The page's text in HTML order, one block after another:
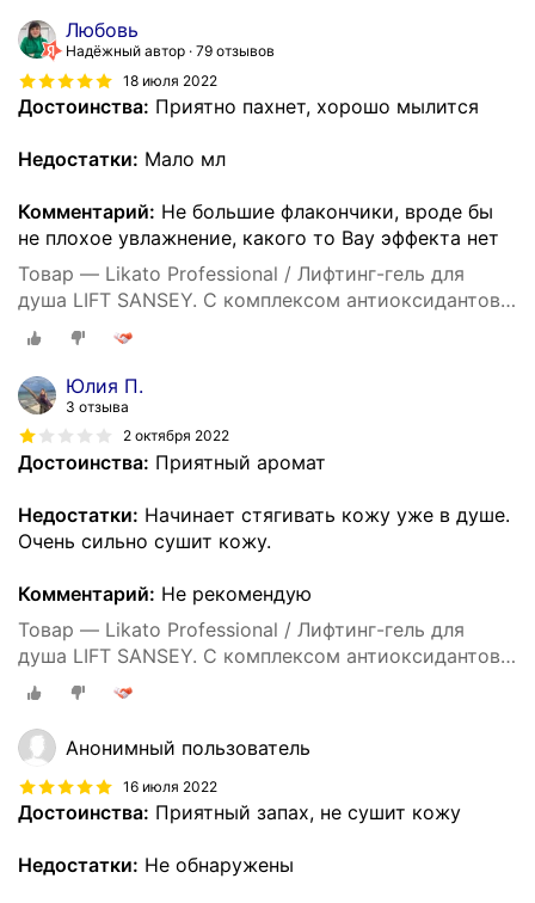
Любовь
Надёжный автор 79 отзывов
18 июля 2022
Достоинства: Приятно пахнет, хорошо мылится
Недостатки: Мало мл
Комментарий: Не большие флакончики, вроде бы
не плохое увлажнение, какого то Вау эффекта нет
Товар — Likato Professional / Лифтинг-гель для
душа LIFT SANSEY. С комплексом антиоксидантов.
250 мл *2 шт.
Юлия П.
3 отзыва
2 октября 2022
Достоинства: Приятный аромат
Недостатки: Начинает стягивать кожу уже в душе.
Очень сильно сушит кожу.
Комментарий: Не рекомендую
Товар — Likato Professional / Лифтинг-гель для
душа LIFT SANSEY. С комплексом антиоксидантов.
250 мл *2 шт.
Анонимный пользователь
16 июля 2022
Достоинства: Приятный запах, не сушит кожу
Недостатки: Не обнаружены